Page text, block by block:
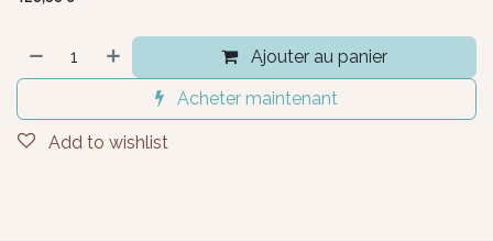
Ajouter au panier
Acheter maintenant
Add to wishlist